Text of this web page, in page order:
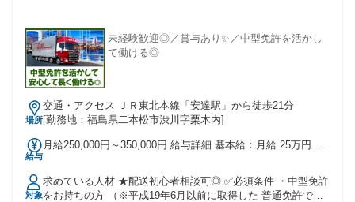
未経験歓迎◎／賞与あり✨／中型免許を活かし
て働ける◎
場所
交通・アクセス ＪＲ東北本線「安達駅」から徒歩21分
[勤務地：福島県二本松市渋川字栗木内]
給与
月給250,000円～350,000円 給与詳細 基本給：月給 25万円 〜
れる通勤・皆勤・家族手当金額：なし 全員に一律で支払われ
るその他手当金額：なし ★賞与あり
対象
求めている人材 ★配送初心者相談可◎ ✅必須条件 ・中型免許
をお持ちの方 （※平成19年6月以前に取得した 普通免許でも